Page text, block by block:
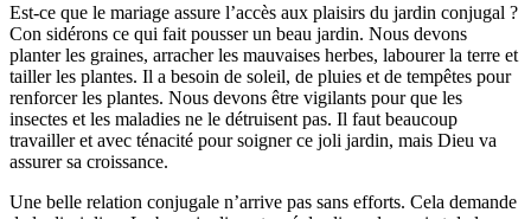
Est-ce que le mariage assure l’accès aux plaisirs du jardin conjugal ?
Con sidérons ce qui fait pousser un beau jardin. Nous devons
planter les graines, arracher les mauvaises herbes, labourer la terre et
tailler les plantes. Il a besoin de soleil, de pluies et de tempêtes pour
renforcer les plantes. Nous devons être vigilants pour que les
insectes et les maladies ne le détruisent pas. Il faut beaucoup
travailler et avec ténacité pour soigner ce joli jardin, mais Dieu va
assurer sa croissance.
Une belle relation conjugale n’arrive pas sans efforts. Cela demande